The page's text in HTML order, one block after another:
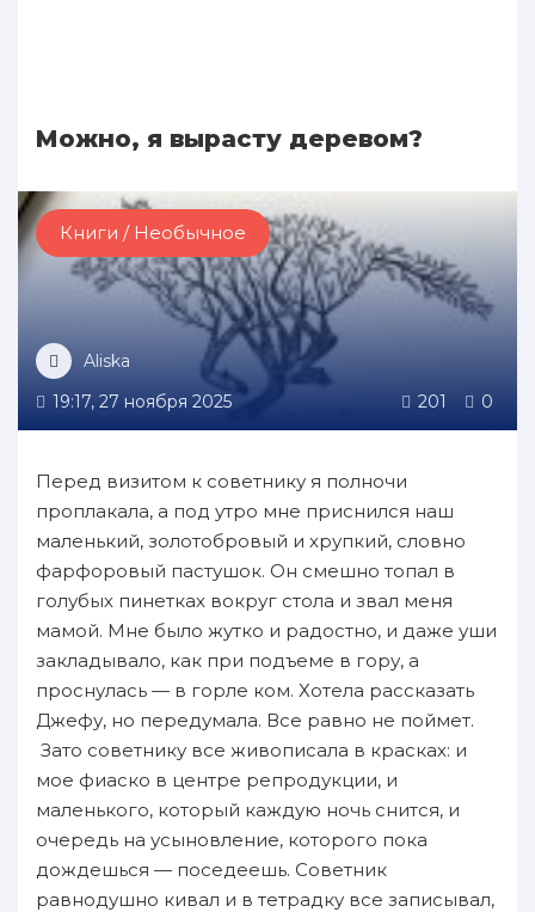
Можно, я вырасту деревом?
Книги / Необычное
Aliska
19:17, 27 ноября 2025
201 0
Перед визитом к советнику я полночи
проплакала, а под утро мне приснился наш
маленький, золотобровый и хрупкий, словно
фарфоровый пастушок. Он смешно топал в
голубых пинетках вокруг стола и звал меня
мамой. Мне было жутко и радостно, и даже уши
закладывало, как при подъеме в гору, а
проснулась — в горле ком. Хотела рассказать
Джефу, но передумала. Все равно не поймет.
Зато советнику все живописала в красках: и
мое фиаско в центре репродукции, и
маленького, который каждую ночь снится, и
очередь на усыновление, которого пока
дождешься — поседеешь. Советник
равнодушно кивал и в тетрадку все записывал,